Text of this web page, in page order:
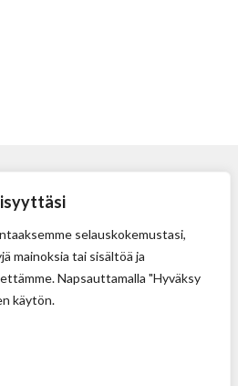
selauskokemustasi,
mainoksia tai sisältöä ja
Napsauttamalla "Hyväksy
käytön.
Tehdas